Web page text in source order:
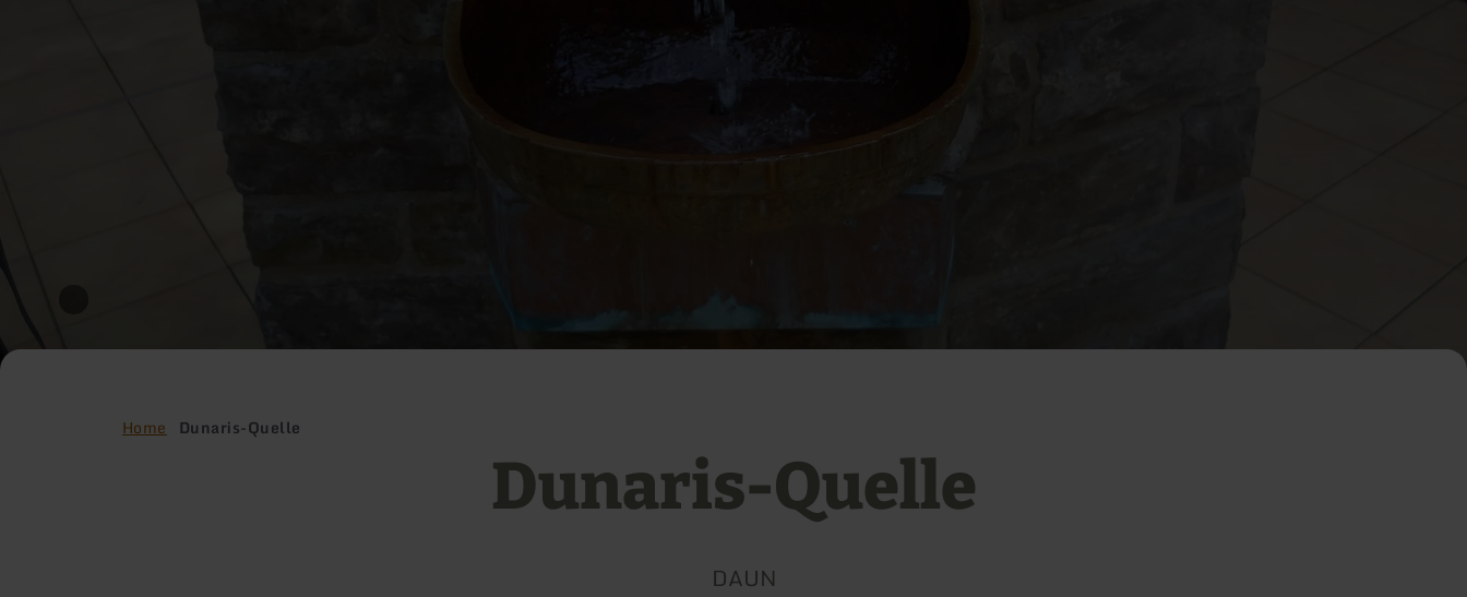
Home Dunaris-Quelle
Dunaris-Quelle
DAUN